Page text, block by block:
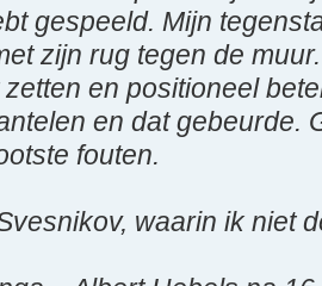
gespeeld. Mijn
zijn rug tegen de
en positioneel
en dat gebeurde.
fouten.
waarin ik niet